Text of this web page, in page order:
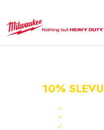
10% SLEVU
✓
✓
✓